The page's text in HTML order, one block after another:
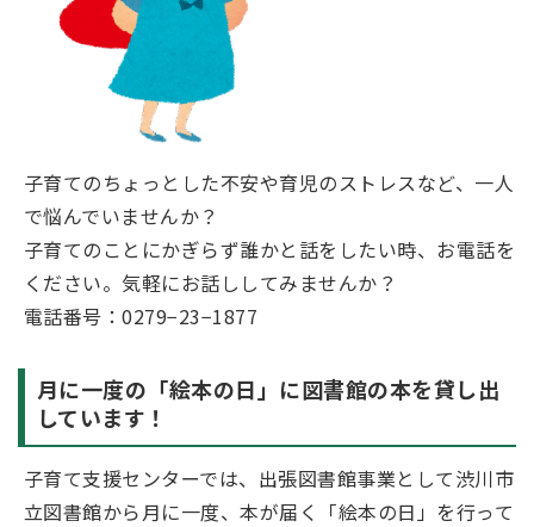
子育てのちょっとした不安や育児のストレスなど、一人
で悩んでいませんか？
子育てのことにかぎらず誰かと話をしたい時、お電話を
ください。気軽にお話ししてみませんか？
電話番号：0279−23−1877
月に一度の「絵本の日」に図書館の本を貸し出
しています！
子育て支援センターでは、出張図書館事業として渋川市
立図書館から月に一度、本が届く「絵本の日」を行って